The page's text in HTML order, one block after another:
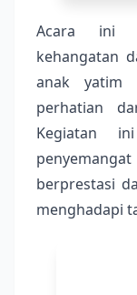
Acara ini
kehangatan
anak yatim
perhatian
Kegiatan
berprestasi
menghadapi